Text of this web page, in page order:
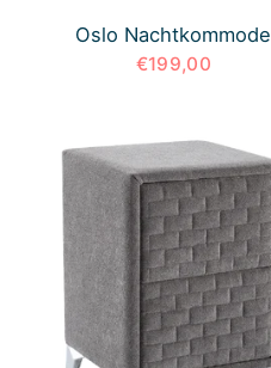
Oslo Nachtkommode
€199,00